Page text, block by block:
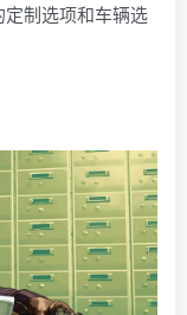
制选项和车辆选